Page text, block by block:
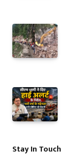
Stay In Touch